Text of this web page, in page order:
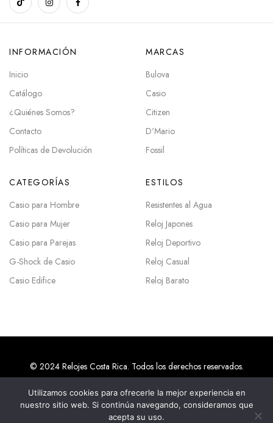
INFORMACIÓN
Inicio
Catálogo
¿Quiénes Somos?
Contacto
Políticas de Devolución
MARCAS
Bulova
Casio
Citizen
D'Mario
Fossil
CATEGORÍAS
Casio para Hombre
Casio para Mujer
Casio para Parejas
G-Shock de Casio
Casio Edifice
ESTILOS
Resistentes al Agua
Reloj Japones
Reloj Deportivo
Reloj Casual
Reloj Barato
© 2024 Relojes Costa Rica. Todos los derechos reservados.
Agencias SEO en Costa Rica
Utilizamos cookies para ofrecerle la mejor experiencia en
nuestro sitio web. Si continúa navegando, consideramos que
acepta su uso.